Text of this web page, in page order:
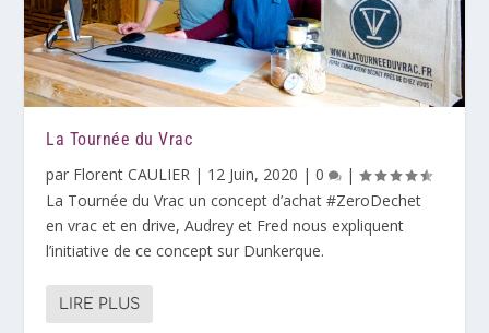
La Tournée du Vrac
par Florent CAULIER | 12 Juin, 2020 |0
|
La Tournée du Vrac un concept d’achat #ZeroDechet
en vrac et en drive, Audrey et Fred nous expliquent
l’initiative de ce concept sur Dunkerque.
LIRE PLUS